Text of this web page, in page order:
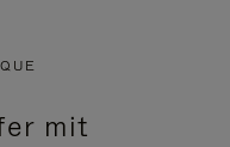
mit